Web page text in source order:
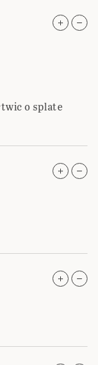
o splate